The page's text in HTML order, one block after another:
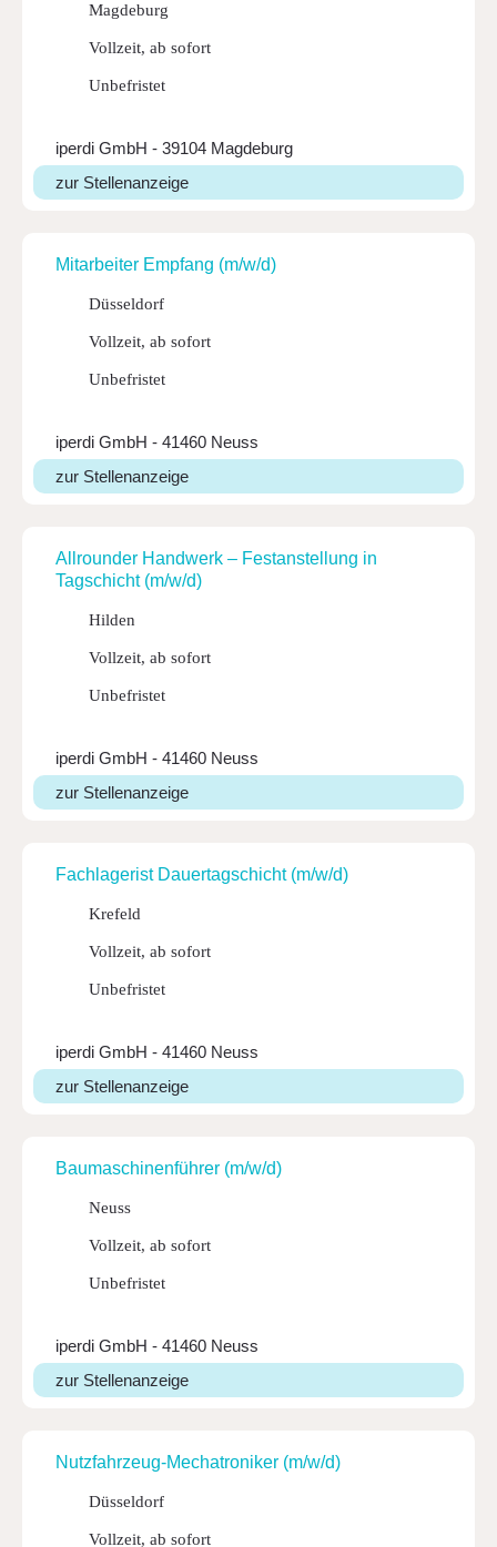
Magdeburg
Vollzeit, ab sofort
Unbefristet
iperdi GmbH - 39104 Magdeburg
zur Stellenanzeige
Mitar­beiter Empfang (m/w/d)
Düsseldorf
Vollzeit, ab sofort
Unbefristet
iperdi GmbH - 41460 Neuss
zur Stellenanzeige
Allrounder Hand­werk – Fest­an­stel­lung in
Tagschicht (m/w/d)
Hilden
Vollzeit, ab sofort
Unbefristet
iperdi GmbH - 41460 Neuss
zur Stellenanzeige
Fach­la­ge­rist Dauer­tag­schicht (m/w/d)
Krefeld
Vollzeit, ab sofort
Unbefristet
iperdi GmbH - 41460 Neuss
zur Stellenanzeige
Bauma­schi­nen­führer (m/w/d)
Neuss
Vollzeit, ab sofort
Unbefristet
iperdi GmbH - 41460 Neuss
zur Stellenanzeige
Nutz­fahr­zeug-Mecha­tro­niker (m/w/d)
Düsseldorf
Vollzeit, ab sofort